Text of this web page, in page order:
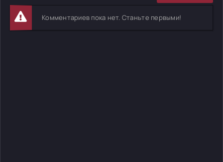
Комментариев пока нет. Станьте первыми!